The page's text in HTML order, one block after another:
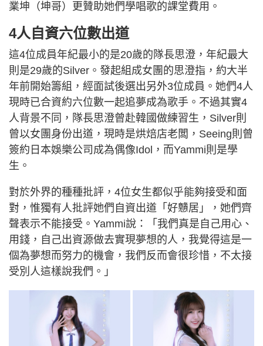
業坤（坤哥）更贊助她們學唱歌的課堂費用。
4人自資六位數出道
這4位成員年紀最小的是20歲的隊長思澄，年紀最大
則是29歲的Silver。發起組成女團的思澄指，約大半
年前開始籌組，經面試後選出另外3位成員。她們4人
現時已合資約六位數一起追夢成為歌手。不過其實4
人背景不同，隊長思澄曾赴韓國做練習生，Silver則
曾以女團身份出道，現時是烘焙店老闆，Seeing則曾
簽約日本娛樂公司成為偶像Idol，而Yammi則是學
生。
對於外界的種種批評，4位女生都似乎能夠接受和面
對，惟獨有人批評她們自資出道「好戇居」，她們齊
聲表示不能接受。Yammi說：「我們真是自己用心、
用錢，自己出資源做去實現夢想的人，我覺得這是一
個為夢想而努力的機會，我們反而會很珍惜，不太接
受別人這樣說我們。」